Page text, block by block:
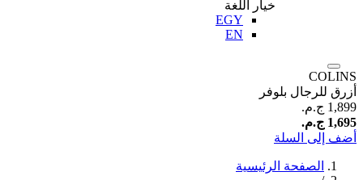
خيار اللغة
EGY
EN
COLINS
أزرق للرجال بلوفر
1,899 ج.م.‏
1,695 ج.م.‏
أضف إلى السلة
الصفحة الرئيسية